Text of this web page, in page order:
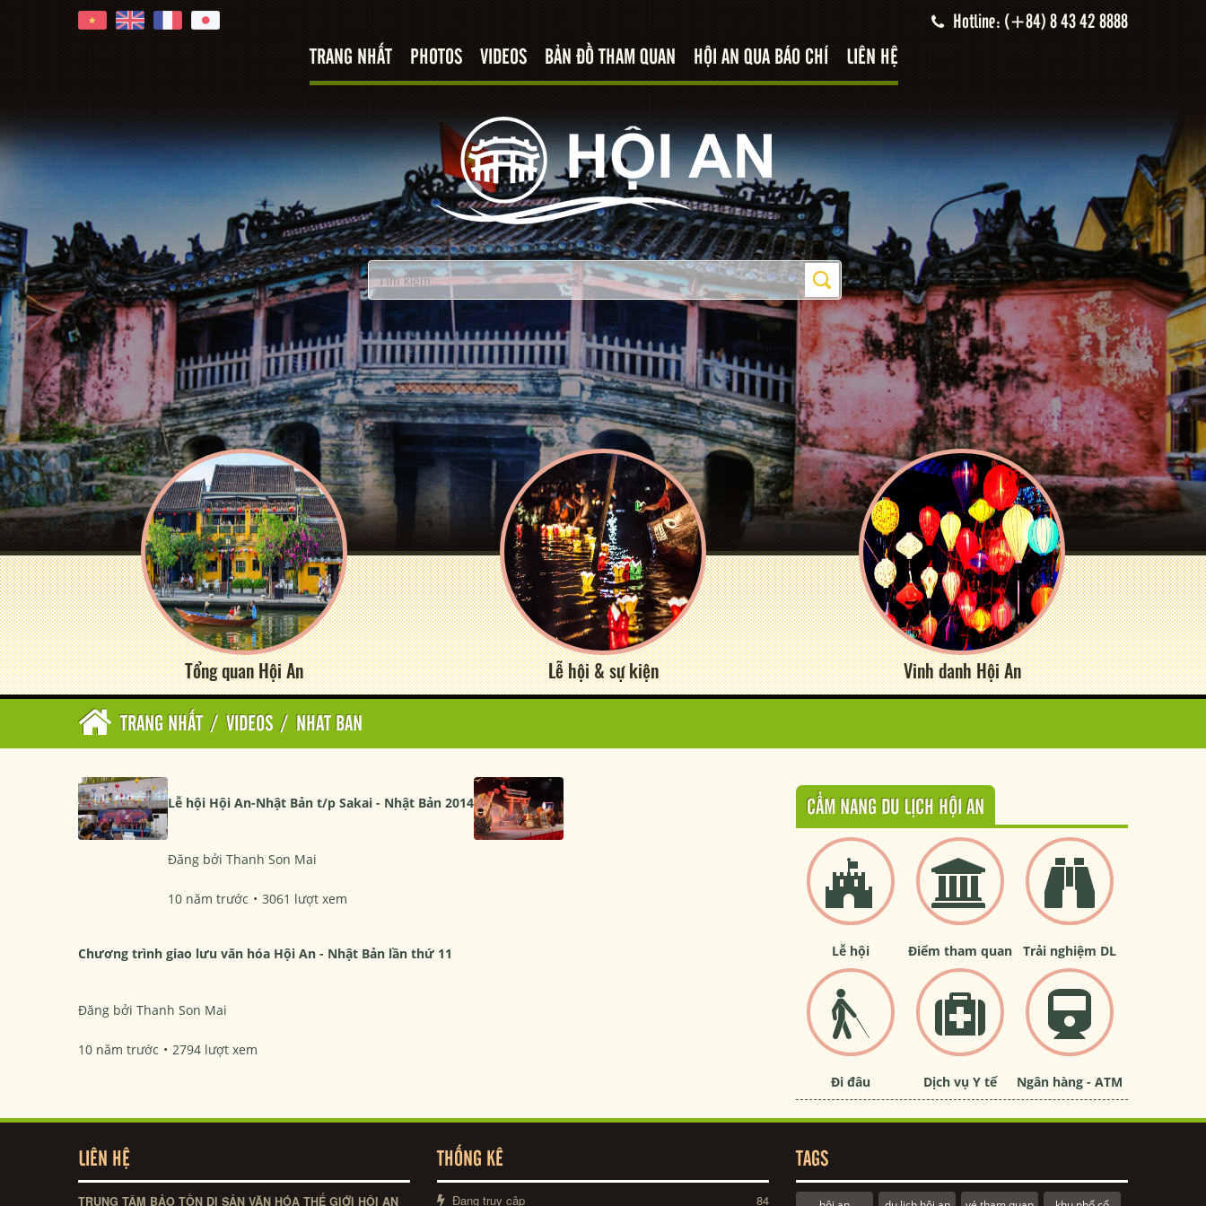
Hotline: (+84) 8 43 42 8888
TRANG NHẤT PHOTOS VIDEOS BẢN ĐỒ THAM QUAN HỘI AN QUA BÁO CHÍ LIÊN HỆ
Tổng quan Hội An Lễ hội & sự kiện Vinh danh Hội An
TRANG NHẤT / VIDEOS / NHAT BAN
Lễ hội Hội An-Nhật Bản t/p Sakai - Nhật Bản 2014
Đăng bởi Thanh Son Mai
10 năm trước 3061 lượt xem
Chương trình giao lưu văn hóa Hội An - Nhật Bản lần thứ 11
Đăng bởi Thanh Son Mai
10 năm trước 2794 lượt xem
CẨM NANG DU LỊCH HỘI AN
Lễ hội Điểm tham quan Trải nghiệm DL
Đi đâu Dịch vụ Y tế Ngân hàng - ATM
LIÊN HỆ
TRUNG TÂM BẢO TỒN DI SẢN VĂN HÓA THẾ GIỚI HỘI AN
THỐNG KÊ
Đang truy cập 84
TAGS